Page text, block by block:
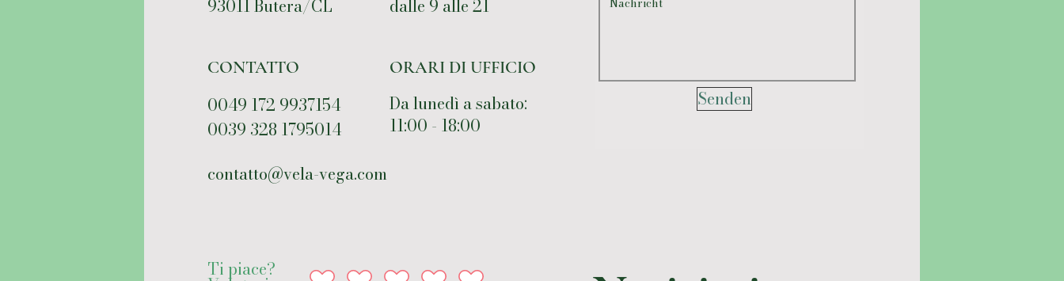
93011 Butera/CL
dalle 9 alle 21
CONTATTO
0049 172 9937154
0039 328 1795014
ORARI DI UFFICIO
Da lunedì a sabato:
11:00 - 18:00
Senden
contatto@vela-vega.com
Ti piace?